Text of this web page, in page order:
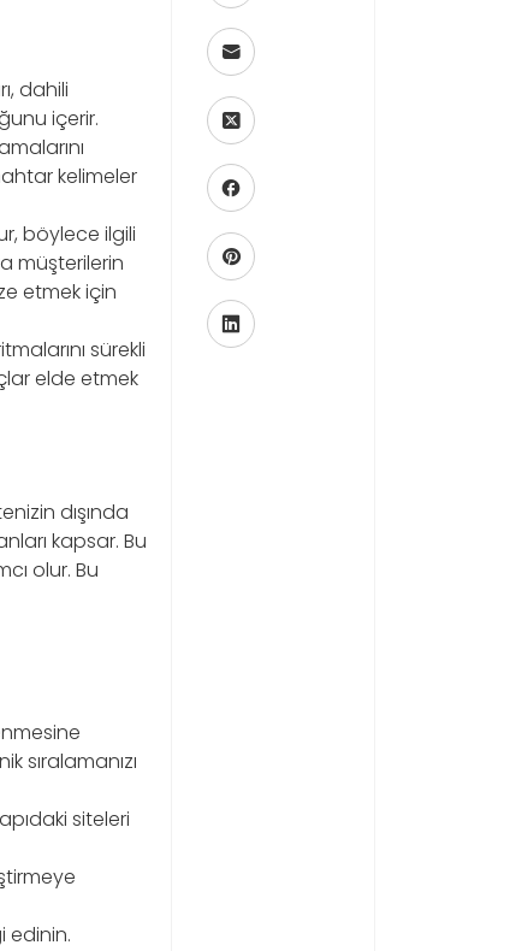
dahili
içerir.
kelimeler
böylece ilgili
müşterilerin
etmek için
sürekli
elde etmek
dışında
kapsar. Bu
olur. Bu
sıralamanızı
siteleri
edinin.